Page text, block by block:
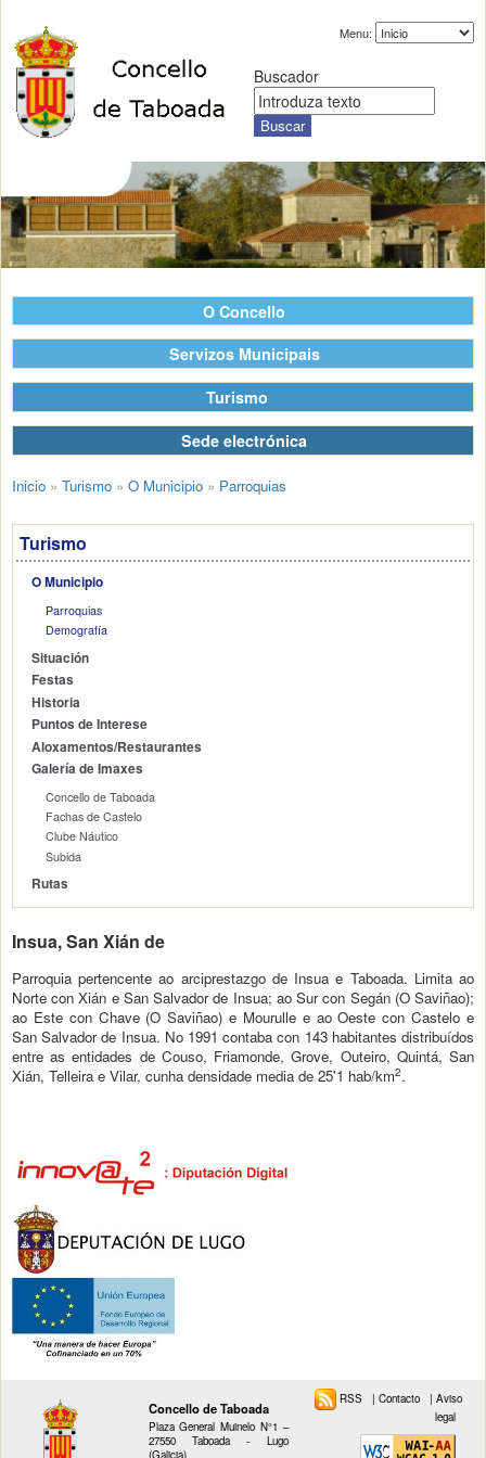
Menu:
Buscador
O Concello
Servizos Municipais
Turismo
Sede electrónica
Inicio » Turismo » O Municipio » Parroquias
Turismo
O Municipio
Parroquias
Demografía
Situación
Festas
Historia
Puntos de Interese
Aloxamentos/Restaurantes
Galería de Imaxes
Concello de Taboada
Fachas de Castelo
Clube Náutico
Subida
Rutas
Insua, San Xián de
Parroquia pertencente ao arciprestazgo de Insua e Taboada. Limita ao
Norte con Xián e San Salvador de Insua; ao Sur con Segán (O Saviñao);
ao Este con Chave (O Saviñao) e Mourulle e ao Oeste con Castelo e
San Salvador de Insua. No 1991 contaba con 143 habitantes distribuídos
entre as entidades de Couso, Friamonde, Grove, Outeiro, Quintá, San
Xián, Telleira e Vilar, cunha densidade media de 25'1 hab/km2.
Concello de Taboada
Plaza General Muinelo N°1 –
27550 Taboada - Lugo
(Galicia)
RSS |Contacto | Aviso
legal